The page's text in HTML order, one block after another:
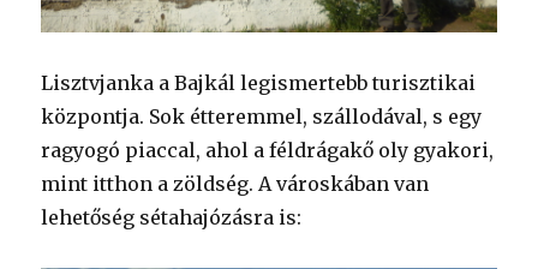
Lisztvjanka a Bajkál legismertebb turisztikai
központja. Sok étteremmel, szállodával, s egy
ragyogó piaccal, ahol a féldrágakő oly gyakori,
mint itthon a zöldség. A városkában van
lehetőség sétahajózásra is: